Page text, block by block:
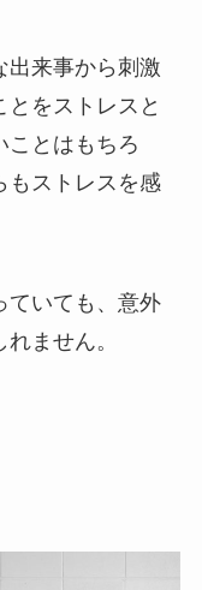
出来事から刺激
をストレスと
ことはもちろ
もストレスを感
ていても、意外
ません。